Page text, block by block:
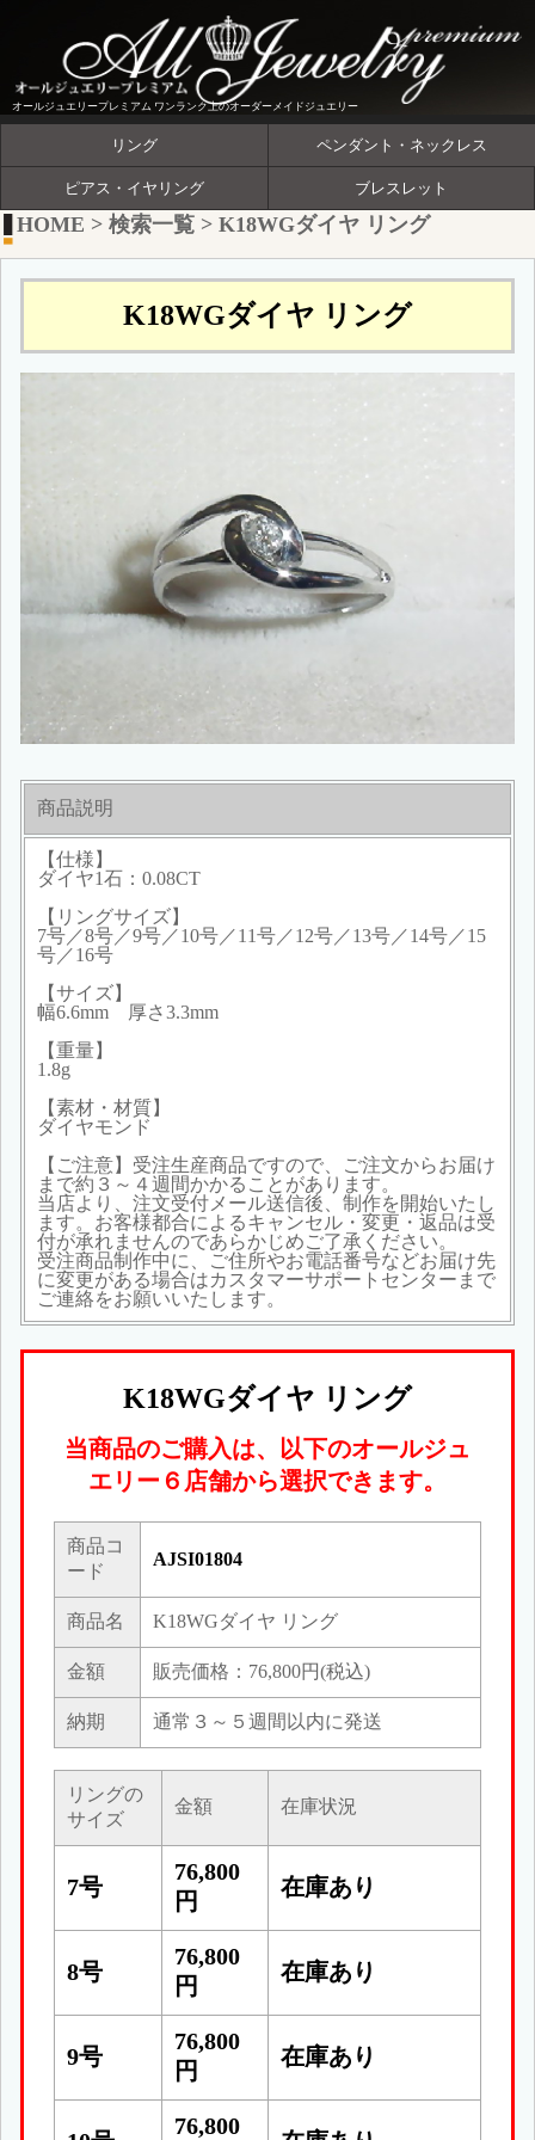
オールジュエリープレミアム ワンランク上のオーダーメイドジュエリー
リング ペンダント・ネックレス
ピアス・イヤリング ブレスレット
HOME > 検索一覧 > K18WGダイヤ リング
K18WGダイヤ リング
商品説明
【仕様】
ダイヤ1石：0.08CT
【リングサイズ】
7号／8号／9号／10号／11号／12号／13号／14号／15
号／16号
【サイズ】
幅6.6mm 厚さ3.3mm
【重量】
1.8g
【素材・材質】
ダイヤモンド
【ご注意】受注生産商品ですので、ご注文からお届け
まで約３～４週間かかることがあります。
当店より、注文受付メール送信後、制作を開始いたし
ます。お客様都合によるキャンセル・変更・返品は受
付が承れませんのであらかじめご了承ください。
受注商品制作中に、ご住所やお電話番号などお届け先
に変更がある場合はカスタマーサポートセンターまで
ご連絡をお願いいたします。
K18WGダイヤ リング
当商品のご購入は、以下のオールジュ
エリー６店舗から選択できます。
商品コ
ード
AJSI01804
商品名 K18WGダイヤ リング
金額 販売価格：76,800円(税込)
納期 通常３～５週間以内に発送
リングの
サイズ
金額 在庫状況
7号
76,800
円
在庫あり
8号
76,800
円
在庫あり
9号
76,800
円
在庫あり
76,800